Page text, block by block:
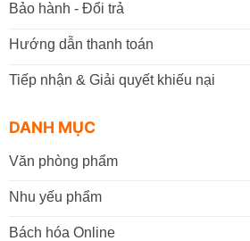
Bảo hành - Đổi trả
Hướng dẫn thanh toán
Tiếp nhận & Giải quyết khiếu nại
DANH MỤC
Văn phòng phẩm
Nhu yếu phẩm
Bách hóa Online